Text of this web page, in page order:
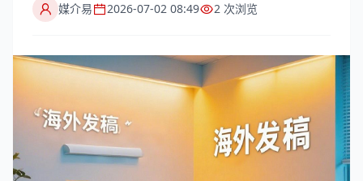
媒介易 2026-07-02 08:49 2 次浏览